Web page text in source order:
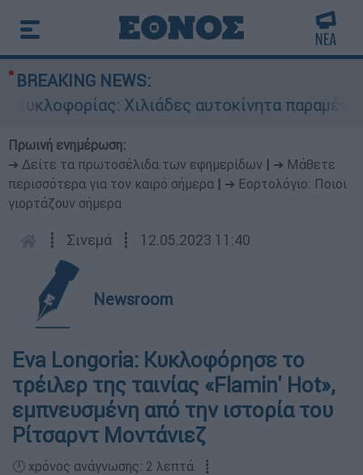
BREAKING NEWS:
Χιλιάδες αυτοκίνητα
Πρωινή ενημέρωση:
➔ Δείτε τα πρωτοσέλιδα των εφημερίδων
➔ Μάθετε
περισσότερα για τον καιρό σήμερα
➔ Εορτολόγιο: Ποιοι
γιορτάζουν σήμερα
┋ Σινεμά ┋ 12.05.2023 11:40
Newsroom
Eva Longoria: Κυκλοφόρησε το
τρέιλερ της ταινίας «Flamin' Hot»,
εμπνευσμένη από την ιστορία του
Ρίτσαρντ Μοντάνιεζ
🕛 χρόνος ανάγνωσης: 2 λεπτά ┋